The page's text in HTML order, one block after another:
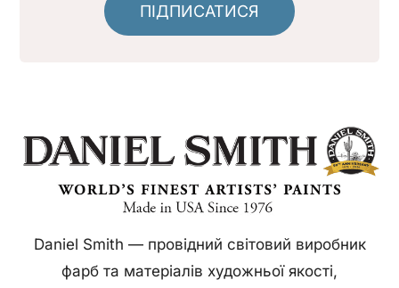
ПІДПИСАТИСЯ
Daniel Smith — провідний світовий виробник
фарб та матеріалів художньої якості,